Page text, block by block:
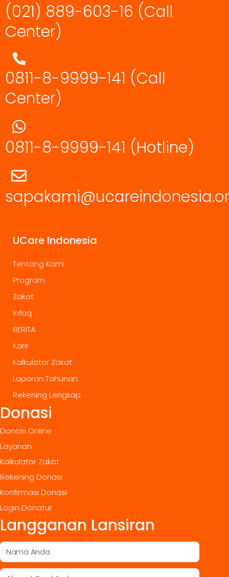
(021) 889-603-16 (Call
Center)
0811-8-9999-141 (Call
Center)
0811-8-9999-141 (Hotline)
UCare Indonesia
Tentang Kami
Program
Zakat
Infaq
BERITA
Karir
Kalkulator Zakat
Laporan Tahunan
Rekening Lengkap
Donasi
Donasi Online
Layanan
Kalkulator Zakat
Rekening Donasi
Konfirmasi Donasi
Login Donatur
Langganan Lansiran